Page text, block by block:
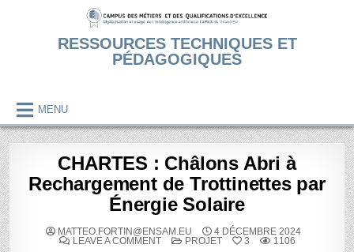
RESSOURCES TECHNIQUES ET
PÉDAGOGIQUES
MENU
CHARTES : Châlons Abri à
Rechargement de Trottinettes par
Énergie Solaire
MATTEO.FORTIN@ENSAM.EU
4 DÉCEMBRE 2024
LEAVE A COMMENTON
POSTED
PROJET 3 1106